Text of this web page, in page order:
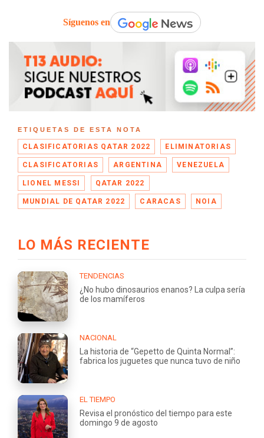
Síguenos en
ETIQUETAS DE ESTA NOTA
CLASIFICATORIAS QATAR 2022 ELIMINATORIAS
CLASIFICATORIAS ARGENTINA VENEZUELA
LIONEL MESSI QATAR 2022
MUNDIAL DE QATAR 2022 CARACAS NOIA
LO MÁS RECIENTE
TENDENCIAS
¿No hubo dinosaurios enanos? La culpa sería
de los mamíferos
NACIONAL
La historia de “Gepetto de Quinta Normal”:
fabrica los juguetes que nunca tuvo de niño
EL TIEMPO
Revisa el pronóstico del tiempo para este
domingo 9 de agosto